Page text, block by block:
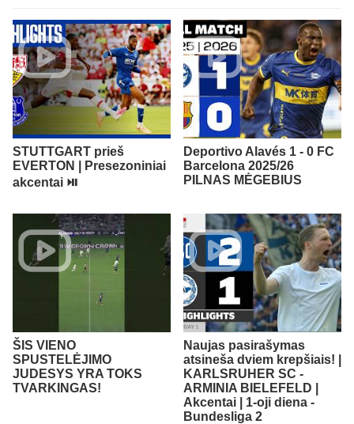
STUTTGART prieš
EVERTON | Presezoniniai
akcentai ⏯️
Deportivo Alavés 1 - 0 FC
Barcelona 2025/26
PILNAS MĖGEBIUS
ŠIS VIENO
SPUSTELĖJIMO
JUDESYS YRA TOKS
TVARKINGAS!
Naujas pasirašymas
atsineša dviem krepšiais! |
KARLSRUHER SC -
ARMINIA BIELEFELD |
Akcentai | 1-oji diena -
Bundesliga 2